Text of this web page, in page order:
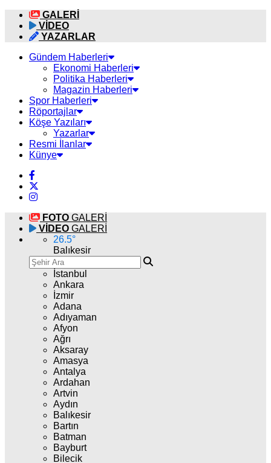
GALERİ
VİDEO
YAZARLAR
Gündem Haberleri
Ekonomi Haberleri
Politika Haberleri
Magazin Haberleri
Spor Haberleri
Röportajlar
Köşe Yazıları
Yazarlar
Resmi İlanlar
Künye
FOTO GALERİ
VİDEO GALERİ
26.5°
Balıkesir
İstanbul
Ankara
İzmir
Adana
Adıyaman
Afyon
Ağrı
Aksaray
Amasya
Antalya
Ardahan
Artvin
Aydın
Balıkesir
Bartın
Batman
Bayburt
Bilecik